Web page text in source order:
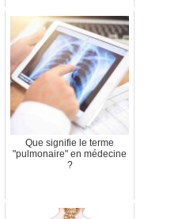
Que signifie le terme
"pulmonaire" en médecine
?